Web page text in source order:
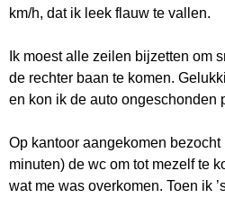
km/h, dat ik leek flauw te vallen.
Ik moest alle zeilen bijzetten om
de rechter baan te komen.
en kon ik de auto ongeschonden
Op kantoor aangekomen
minuten) de wc om tot mezelf te
wat me was overkomen. Toen ik